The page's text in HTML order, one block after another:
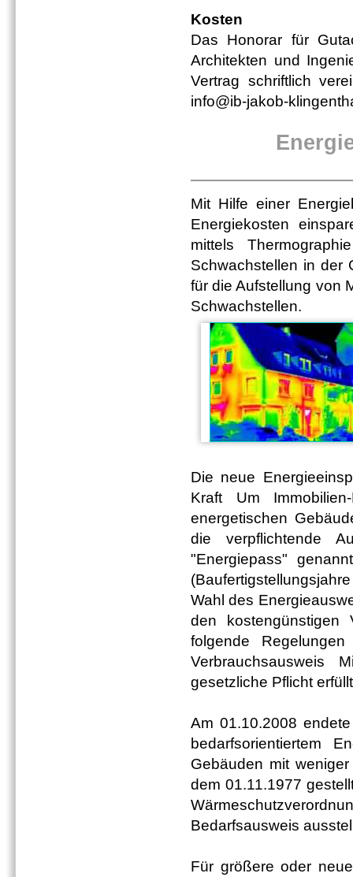
Kosten
Das Honorar für
Architekten und
Vertrag schriftlich
info@ib-jakob-
Mit Hilfe einer
Energiekosten
mittels
Schwachstellen in der
für die Aufstellung von
Schwachstellen.
Die neue
Kraft Um
energetischen
die verpflichtende
"Energiepass"
Wahl des
den kostengünstigen
folgende
Verbrauchsausweis
gesetzliche Pflicht
Am 01.10.2008
bedarfsorientiertem
Gebäuden mit
dem 01.11.1977
Bedarfsausweis
Für größere oder